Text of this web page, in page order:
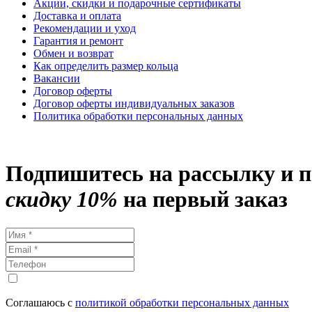
Акции, скидки и подарочные сертификаты
Доставка и оплата
Рекомендации и уход
Гарантия и ремонт
Обмен и возврат
Как определить размер кольца
Вакансии
Договор оферты
Договор оферты индивидуальных заказов
Политика обработки персональных данных
Подпишитесь на рассылку и
скидку 10% на первый заказ
Соглашаюсь с политикой обработки персональных данных